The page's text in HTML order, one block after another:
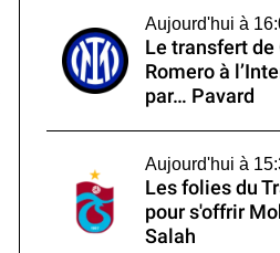
Aujourd'hui à
Le transfert de
Romero à
par… Pavard
Aujourd'hui à
Les folies du
pour s'offrir
Salah